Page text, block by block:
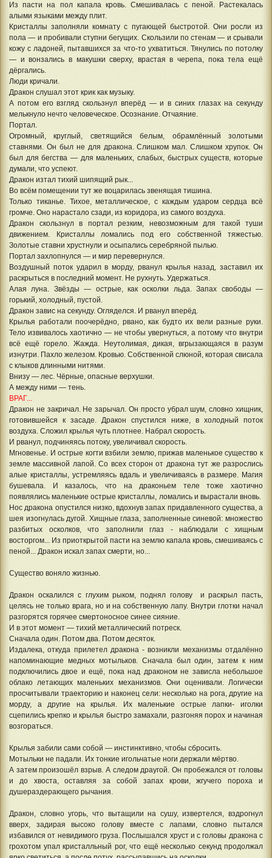
Из пасти на пол капала кровь. Смешивалась с пеной. Растекалась
алыми языками между плит.
Кристаллы заполняли комнату с пугающей быстротой. Они росли из
пола — и пробивали ступни бегущих. Скользили по стенам — и срывали
кожу с ладоней, пытавшихся за что-то ухватиться. Тянулись по потолку
— и вонзались в макушки сверху, врастая в черепа, пока тела ещё
дёргались.
Люди кричали.
Дракон слушал этот крик как музыку.
А потом его взгляд скользнул вперёд — и в синих глазах на секунду
мелькнуло нечто человеческое. Осознание. Отчаяние.
Портал.
Огромный, круглый, светящийся белым, обрамлённый золотыми
ставнями. Он был не для дракона. Слишком мал. Слишком хрупок. Он
был для бегства — для маленьких, слабых, быстрых существ, которые
думали, что успеют.
Дракон изтал тихий шипящий рык...
Во всём помещении тут же воцарилась звенящая тишина.
Только тиканье. Тихое, металлическое, с каждым ударом сердца всё
громче. Оно нарастало сзади, из коридора, из самого воздуха.
Дракон скользнул в портал резким, невозможным для такой туши
движением. Кристаллы ломались под его собственной тяжестью.
Золотые ставни хрустнули и осыпались серебряной пылью.
Портал захлопнулся — и мир перевернулся.
Воздушный поток ударил в морду, рванул крылья назад, заставил их
раскрыться в последний момент. Не рухнуть. Удержаться.
Алая луна. Звёзды — острые, как осколки льда. Запах свободы —
горький, холодный, пустой.
Дракон завис на секунду. Огляделся. И рванул вперёд.
Крылья работали поочерёдно, рвано, как будто их вели разные руки.
Тело извивалось хаотично — не чтобы увернуться, а потому что внутри
всё ещё горело. Жажда. Неутолимая, дикая, вгрызающаяся в разум
изнутри. Пахло железом. Кровью. Собственной слюной, которая свисала
с клыков длинными нитями.
Внизу — лес. Чёрные, опасные верхушки.
А между ними — тень.
ВРАГ...
Дракон не закричал. Не зарычал. Он просто убрал шум, словно хищник,
готовившейся к засаде. Дракон спустился ниже, в холодный поток
воздуха. Сложил крылья чуть плотнее. Набрал скорость.
И рванул, подчиняясь потоку, увеличивал скорость.
Мгновенье. И острые когти взбили землю, прижав маленькое существо к
земле массивной лапой. Со всех сторон от дракона тут же разрослись
алые кристаллы, устремляясь вдаль и увеличиваясь в размере. Магия
бушевала. И казалось, что на драконьем теле тоже хаотично
появлялись маленькие острые кристаллы, ломались и вырастали вновь.
Нос дракона опустился низко, вдохнув запах придавленного существа, а
шея изогнулась дугой. Хищные глаза, заполненные синевой: множество
разбитых осколков, что заполнили глаз - наблюдали с хищным
восторгом... Из приоткрытой пасти на землю капала кровь, смешиваясь с
пеной... Дракон искал запах смерти, но...
Существо воняло жизнью.
Дракон оскалился с глухим рыком, поднял голову и раскрыл пасть,
целясь не только врага, но и на собственную лапу. Внутри глотки начал
разгорятся горячее смертоносное синее сияние.
И в этот момент — тихий металлический потреск.
Сначала один. Потом два. Потом десяток.
Издалека, откуда прилетел дракона - возникли механизмы отдалённо
напоминающие медных мотыльков. Сначала был один, затем к ним
подключились двое и ещё, пока над драконом не зависла небольшое
облако летающих маленьких механизмов. Они оценивали. Логически
просчитывали траекторию и наконец сели: несколько на рога, другие на
морду, а другие на крылья. Их маленькие острые лапки- иголки
сцепились крепко и крылья быстро замахали, разгоняя порох и начиная
возгораться.
Крылья забили сами собой — инстинктивно, чтобы сбросить.
Мотыльки не падали. Их тонкие игольчатые ноги держали мёртво.
А затем произошёл взрыв. А следом драугой. Он пробежался от головы
и до хвоста, оставляя за собой запах крови, жгучего пороха и
душераздерающего рычания.
Дракон, словно угорь, что вытащили на сушу, извертелся, вздрогнул
вверх, задирая высоко голову вместе с лапами, словно пытался
избавился от невидимого груза. Послышался хруст и с головы дракона с
грохотом упал кристалльный рог, что ещё несколько секунд продолжал